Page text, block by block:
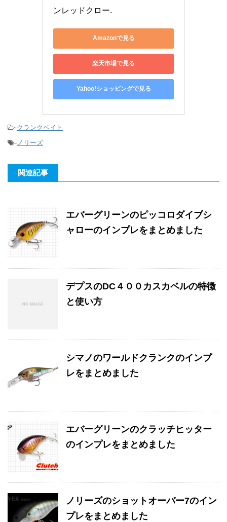
ンレッドクロー.
Amazonで見る
楽天市場で見る
Yahoo!ショッピングで見る
-クランクベイト
- ノリーズ
関連記事
エバーグリーンのピッコロダイブシ
ャローのインプレをまとめました
デプスのDC４００カスカベルの特徴
と使い方
シマノのワールドクランクのインプ
レをまとめました
エバーグリーンのクラッチヒッター
のインプレをまとめました
ノリーズのショットオーバー7のイン
プレをまとめました